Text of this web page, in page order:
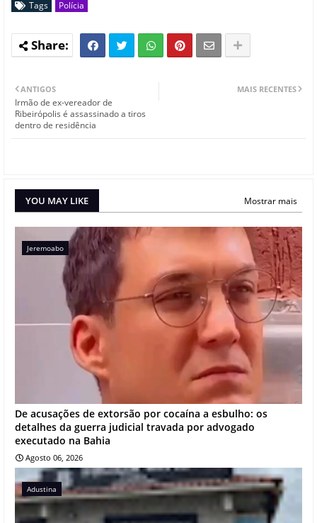
Tags Polícia
MAIS RECENTES
ANTIGOS
Irmão de ex-vereador de
Ribeirópolis é assassinado a tiros
dentro de residência
YOU MAY LIKE Mostrar mais
Jeremoabo
De acusações de extorsão por cocaína a esbulho: os
detalhes da guerra judicial travada por advogado
executado na Bahia
Agosto 06, 2026
Adustina